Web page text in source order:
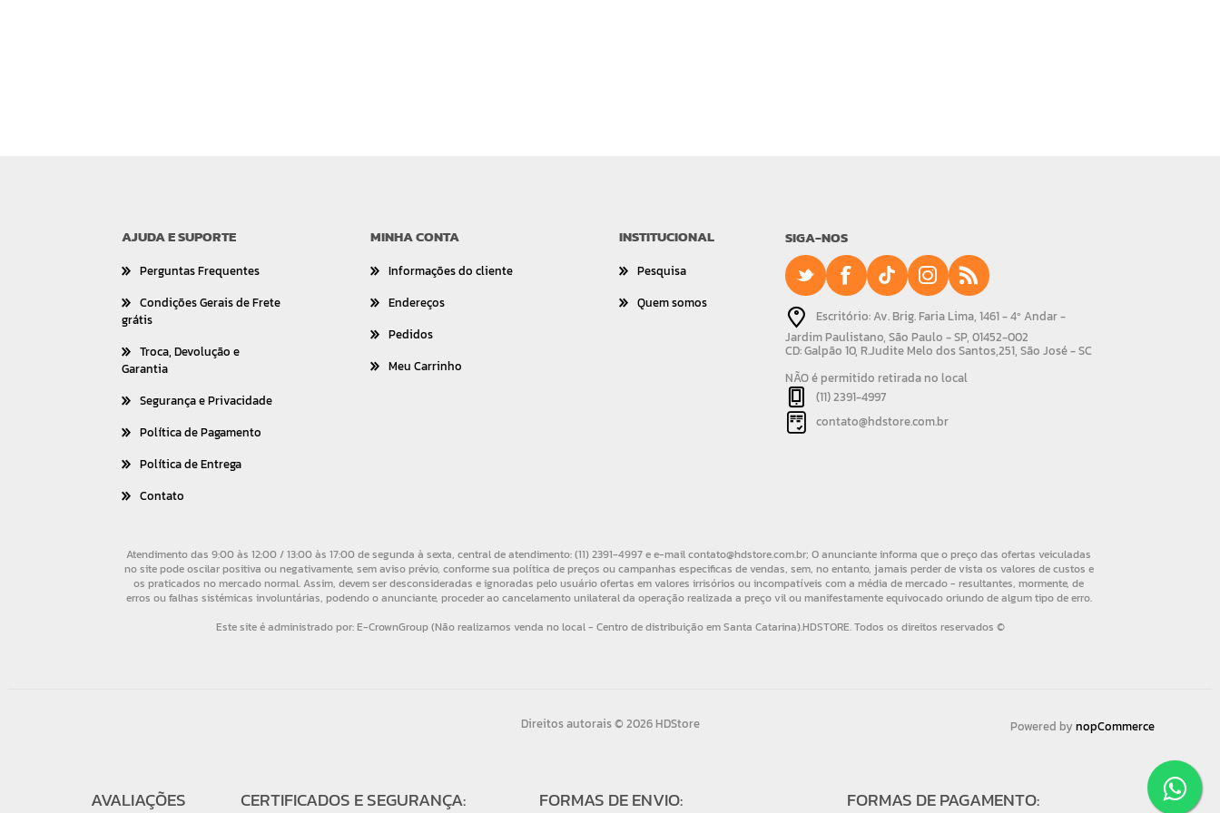
AJUDA E SUPORTE
Perguntas Frequentes
Condições Gerais de Frete
grátis
Troca, Devolução e
Garantia
Segurança e Privacidade
Política de Pagamento
Política de Entrega
Contato
MINHA CONTA
Informações do cliente
Endereços
Pedidos
Meu Carrinho
INSTITUCIONAL
Pesquisa
Quem somos
SIGA-NOS
Escritório: Av. Brig. Faria Lima, 1461 - 4º Andar -
Jardim Paulistano, São Paulo - SP, 01452-002
CD: Galpão 10, R.Judite Melo dos Santos,251, São José - SC
NÃO é permitido retirada no local
(11) 2391-4997
contato@hdstore.com.br
Direitos autorais © 2026 HDStore Powered bynopCommerce
AVALIAÇÕES CERTIFICADOS E SEGURANÇA: FORMAS DE ENVIO: FORMAS DE PAGAMENTO: